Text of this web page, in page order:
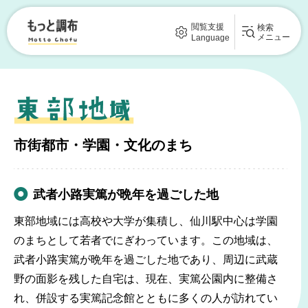
もっと調布
閲覧支援
Language
検索
メニュー
市街都市・学園・文化のまち
武者小路実篤が晩年を過ごした地
東部地域には高校や大学が集積し、仙川駅中心は学園
のまちとして若者でにぎわっています。この地域は、
武者小路実篤が晩年を過ごした地であり、周辺に武蔵
野の面影を残した自宅は、現在、実篤公園内に整備さ
れ、併設する実篤記念館とともに多くの人が訪れてい